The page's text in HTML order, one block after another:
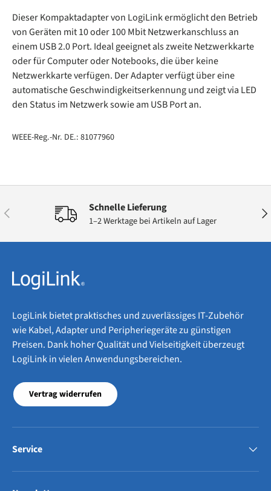
Dieser Kompaktadapter von LogiLink ermöglicht den Betrieb
von Geräten mit 10 oder 100 Mbit Netzwerkanschluss an
einem USB 2.0 Port. Ideal geeignet als zweite Netzwerkkarte
oder für Computer oder Notebooks, die über keine
Netzwerkkarte verfügen. Der Adapter verfügt über eine
automatische Geschwindigkeitserkennung und zeigt via LED
den Status im Netzwerk sowie am USB Port an.
WEEE-Reg.-Nr. DE.: 81077960
Vorherige Schnelle Lieferung
1–2 Werktage bei Artikeln auf Lager
LogiLink bietet praktisches und zuverlässiges IT-Zubehör
wie Kabel, Adapter und Peripheriegeräte zu günstigen
Preisen. Dank hoher Qualität und Vielseitigkeit überzeugt
LogiLink in vielen Anwendungsbereichen.
Vertrag widerrufen
Service